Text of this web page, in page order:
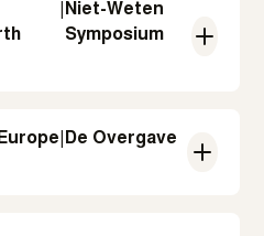
Niet-Weten
Symposium
De Overgave